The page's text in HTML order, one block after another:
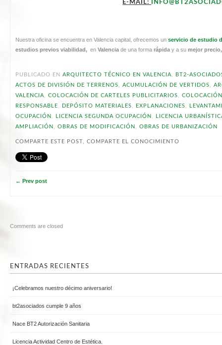
E-MAIL:
Nuestra oficina se encuentra en Valencia capital, ofrecemos un servicio de estudio
estudios previos viabilidad, en Valencia de una forma rápida y a su mejor
PUBLICADO EN ARQUITECTO TÉCNICO EN VALENCIA
BT2-
ACTOS DE DIVISIÓN DE TERRENOS
ACUMULACIÓN DE VERTIDOS
VALENCIA
COLOCACIÓN DE CARTELES PUBLICITARIOS
RESPONSABLE
DEPÓSITO MATERIALES EXPLANACIONES
OCUPACIÓN
LICENCIA SEGUNDA OCUPACIÓN
LICENCIA
AMPLIACIÓN
OBRAS DE MODIFICACIÓN OBRAS DE URBANIZACIÓN
COMPARTE ESTE POST, COMPARTE EL CONOCIMIENTO
← Prev post
Comments are closed
ENTRADAS RECIENTES
¡Celebramos nuestro décimo aniversario!
bt2asociados cumple 9 años
Nace BT2 Autorización Sanitaria
Licencia Actividad Centro de Estética.